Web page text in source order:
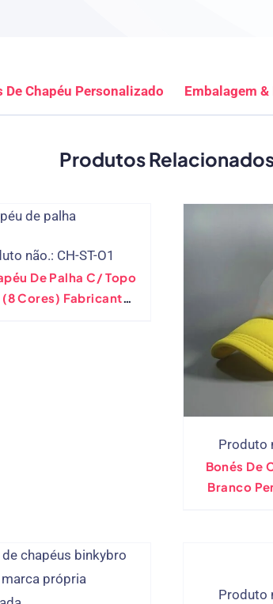
De Chapéu Personalizado Embalagem &
Produtos
não.: CH-ST-O1
De Palha C/ Topo
Fabricante
Produto
Bonés De
Branco
Produto